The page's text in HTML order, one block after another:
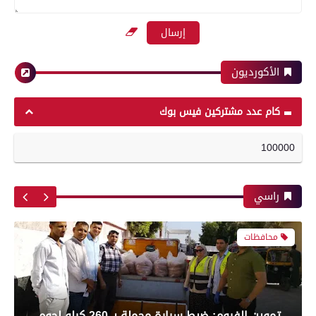
بعدسة الخبر المصري| شاهد أبرز لقطات مباراة
الأهلي وبيراميدز فى الدورى
رياضة
بعدسة الخبر المصري| شاهد أبرز لقطات مباراة
الكونفدرالية الإفريقية
رياضة
الأكورديون
كام عدد مشتركين فيس بوك
100000
راسي
منزل بسبب «تطاير الشرر من فرن بلدي»
محافظات
محافظ بني سويف يعتمد تخفيض تنسيق القبول
بالثانوي العام من 236 إلى 231 درجة .. والخدمات
من 210 درجة إلى 209
محافظات